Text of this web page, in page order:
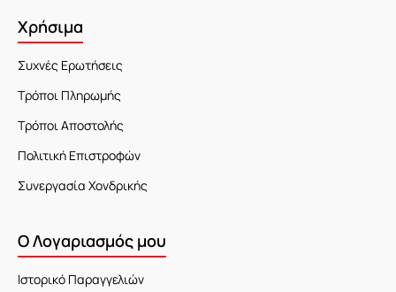
Χρήσιμα
Συχνές Ερωτήσεις
Τρόποι Πληρωμής
Τρόποι Αποστολής
Πολιτική Επιστροφών
Συνεργασία Χονδρικής
Ο Λογαριασμός μου
Ιστορικό Παραγγελιών